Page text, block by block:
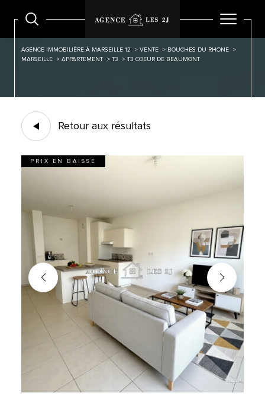
AGENCE IMMOBILIÈRE À MARSEILLE 12 VENTE
BOUCHES DU RHONE
MARSEILLE
APPARTEMENT T3 T3 COEUR DE BEAUMONT
Retour aux résultats
PRIX EN BAISSE